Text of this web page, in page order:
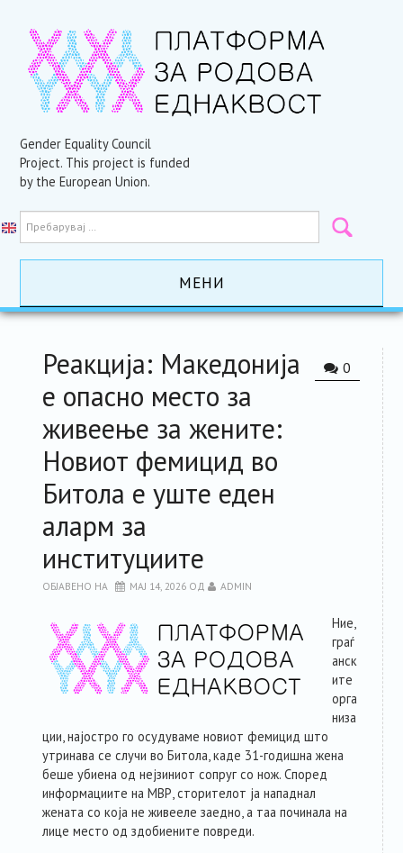
Gender Equality Council
Project. This project is funded
by the European Union.
МЕНИ
АКТИВНОСТИ
РЕСУРСИ
ЗА ЧЛЕНКИТЕ
ФОРУМ
ЗА ПЛАТФОРМАТА
КОНТАКТ
0
Реакција: Македонија
е опасно место за
живеење за жените:
Новиот фемицид во
Битола е уште еден
аларм за
институциите
ОБЈАВЕНО НА МАЈ 14, 2026 ОД ADMIN
Ние,
граѓ
анск
ите
орга
низа
ции, најостро го осудуваме новиот фемицид што
утринава се случи во Битола, каде 31-годишна жена
беше убиена од нејзиниот сопруг со нож. Според
информациите на МВР, сторителот ја нападнал
жената со која не живееле заедно, а таа починала на
лице место од здобиените повреди.